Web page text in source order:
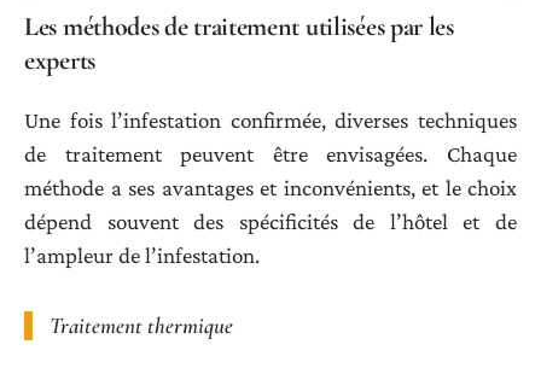
Les méthodes de traitement utilisées par les
experts
Une fois l’infestation confirmée, diverses techniques
de traitement peuvent être envisagées. Chaque
méthode a ses avantages et inconvénients, et le choix
dépend souvent des spécificités de l’hôtel et de
l’ampleur de l’infestation.
Traitement thermique